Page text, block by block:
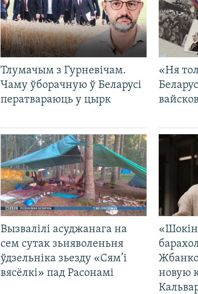
Тлумачым з Гурневічам.
Чаму ўборачную ў Беларусі
ператвараюць у цырк
Вызвалілі асуджанага на
сем сутак зьняволеньня
ўдзельніка зьезду «Сям’і
вясёлкі» пад Расонамі
«Ня
новую